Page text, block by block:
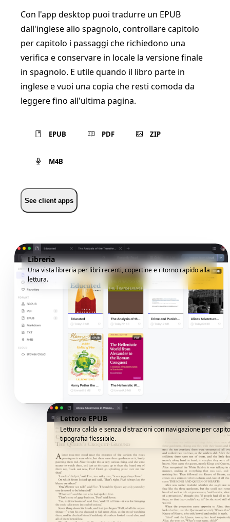
Con l'app desktop puoi tradurre un EPUB
dall'inglese allo spagnolo, controllare capitolo
per capitolo i passaggi che richiedono una
verifica e conservare in locale la versione finale
in spagnolo. E utile quando il libro parte in
inglese e vuoi una copia che resti comoda da
leggere fino all'ultima pagina.
EPUB PDF ZIP
M4B
See client apps
Libreria
Una vista libreria per libri recenti, copertine e ritorno rapido alla
lettura.
Lettore EPUB
Lettura calda e senza distrazioni con navigazione per
tipografia flessibile.